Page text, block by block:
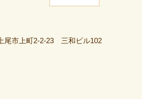
尾市上町2-2-23 三和ビル102